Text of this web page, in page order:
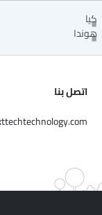
كيا
هوندا
اتصل بنا